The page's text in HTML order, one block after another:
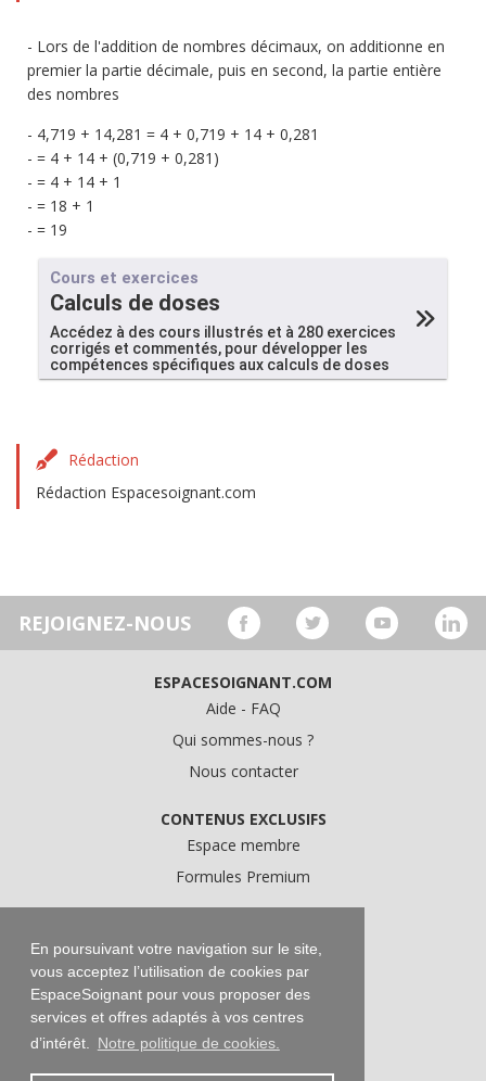
En poursuivant votre navigation sur le site,
vous acceptez l’utilisation de cookies par
EspaceSoignant pour vous proposer des
services et offres adaptés à vos centres
d’intérêt.
Notre politique de cookies.
Lors de l'addition de nombres décimaux, on additionne en
premier la partie décimale, puis en second, la partie entière
des nombres
4,719 + 14,281 = 4 + 0,719 + 14 + 0,281
= 4 + 14 + (0,719 + 0,281)
= 4 + 14 + 1
= 18 + 1
= 19
Cours et exercices
Calculs de doses
Accédez à des cours illustrés et à 280 exercices
corrigés et commentés, pour développer les
compétences spécifiques aux calculs de doses
Rédaction
Rédaction Espacesoignant.com
REJOIGNEZ-NOUS
ESPACESOIGNANT.COM
Aide - FAQ
Qui sommes-nous ?
Nous contacter
CONTENUS EXCLUSIFS
Espace membre
Formules Premium
Conditions Générales d'Utilisation
Données personnelles
Conditions Générales de Vente
Mentions légales